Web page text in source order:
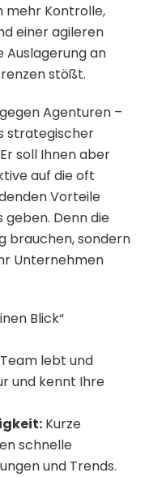
mehr Kontrolle,
einer agileren
Auslagerung an
stößt.
Agenturen –
strategischer
soll Ihnen aber
auf die oft
Vorteile
Denn die
brauchen, sondern
Unternehmen
Blick“
lebt und
und kennt Ihre
Kurze
schnelle
und Trends.